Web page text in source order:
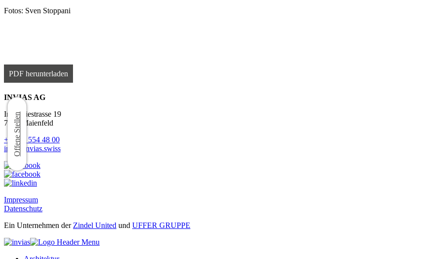
Fotos: Sven Stoppani
PDF herunterladen
INVIAS AG
Offene Stellen
Industriestrasse 19
7304 Maienfeld
+41 81 554 48 00
info@invias.swiss
Impressum
Datenschutz
Ein Unternehmen der Zindel United und UFFER GRUPPE